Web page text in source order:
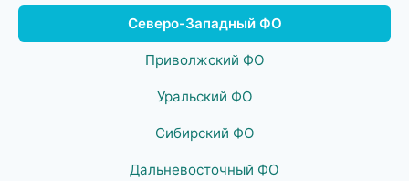
Северо-Западный ФО
Приволжский ФО
Уральский ФО
Сибирский ФО
Дальневосточный ФО